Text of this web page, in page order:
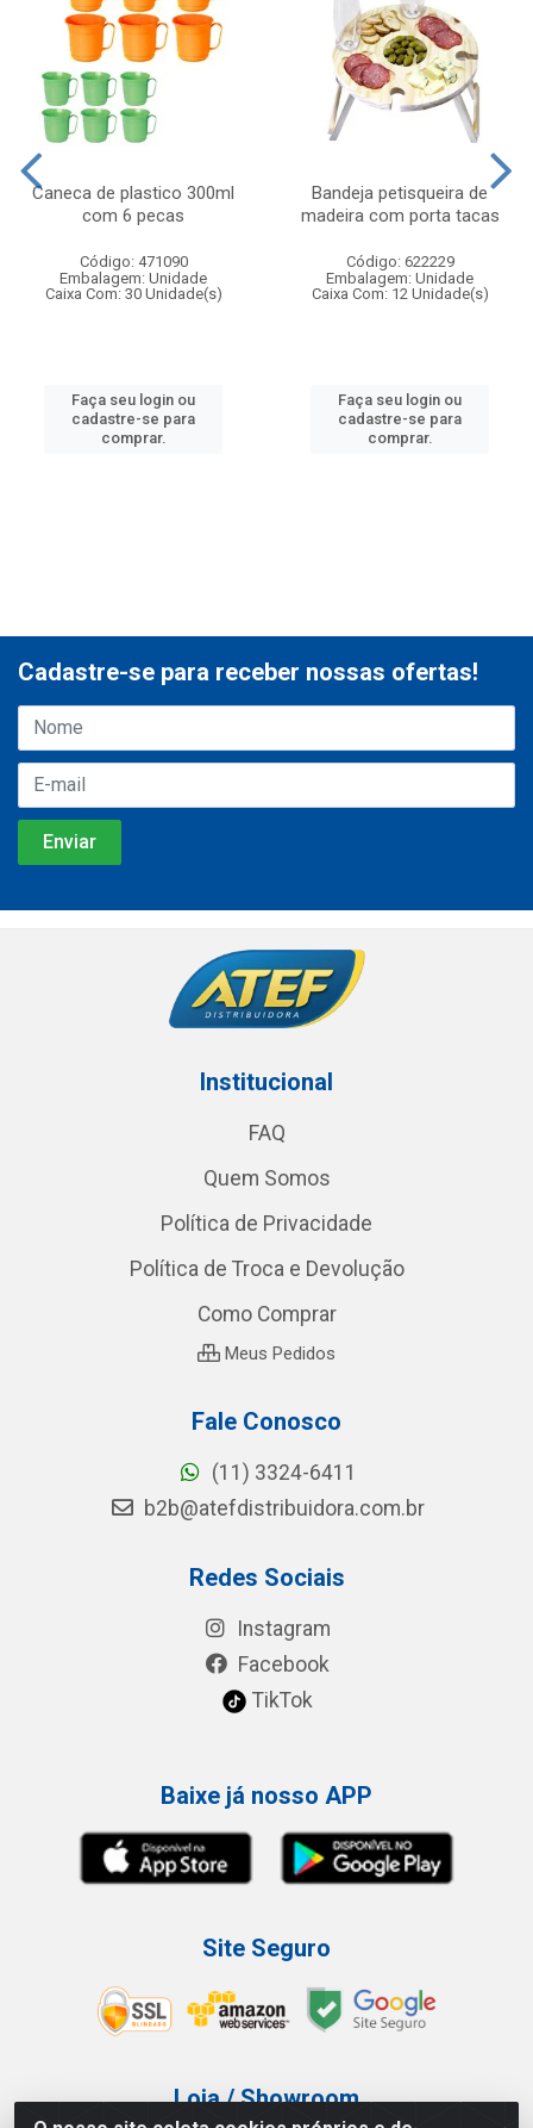
Caneca de plastico 300ml
com 6 pecas
Código: 471090
Embalagem: Unidade
Caixa Com: 30 Unidade(s)
Faça seu login ou
cadastre-se para
comprar.
Bandeja petisqueira de
madeira com porta tacas
Código: 622229
Embalagem: Unidade
Caixa Com: 12 Unidade(s)
Faça seu login ou
cadastre-se para
comprar.
Cadastre-se para receber nossas ofertas!
Institucional
FAQ
Quem Somos
Política de Privacidade
Política de Troca e Devolução
Como Comprar
Meus Pedidos
Fale Conosco
(11) 3324-6411
b2b@atefdistribuidora.com.br
Redes Sociais
Instagram
Facebook
TikTok
Baixe já nosso APP
Site Seguro
Loja / Showroom